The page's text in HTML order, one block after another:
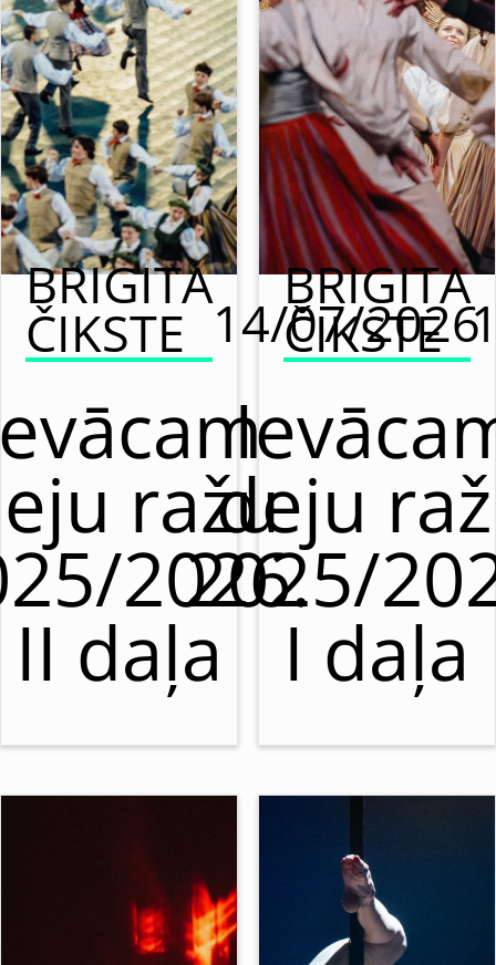
BRIGITA
ČIKSTE 14/07/2026
ražu
2026.
II daļa
BRIGITA
ČIKSTE
deju
2025/
I daļa